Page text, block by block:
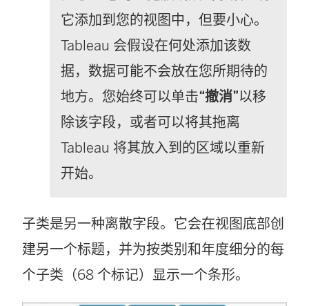
它添加到您的视图中，但要小心。
Tableau 会假设在何处添加该数
据，数据可能不会放在您所期待的
地方。您始终可以单击“撤消”以移
除该字段，或者可以将其拖离
Tableau 将其放入到的区域以重新
开始。
子类是另一种离散字段。它会在视图底部创
建另一个标题，并为按类别和年度细分的每
个子类（68 个标记）显示一个条形。